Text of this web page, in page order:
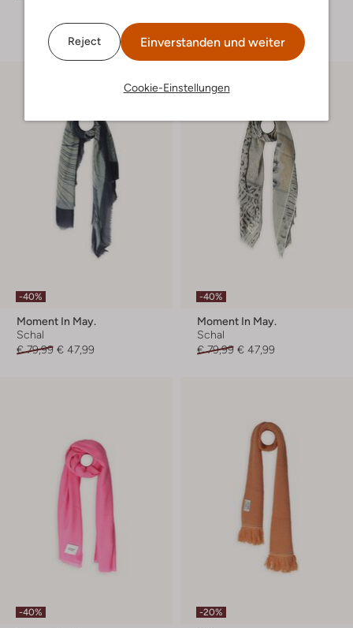
Reject Einverstanden und weiter
Cookie-Einstellungen
+ mehr farben
-40%
Moment In May.
Schal
€ 79,99 € 47,99
-40%
Moment In May.
Schal
€ 79,99 € 47,99
-40% -20%